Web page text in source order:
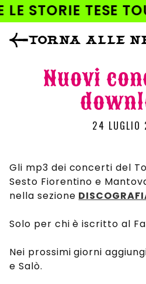
CONTENUTI
STORIE TESE
TORNA ALLE
Nuovi
24 LUGLIO
Gli mp3 dei concerti del
Sesto Fiorentino e
nella sezione
Solo per chi è iscritto al
Nei prossimi giorni
e Salò.